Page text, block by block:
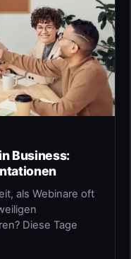
Business:
als Webinare oft
Diese Tage